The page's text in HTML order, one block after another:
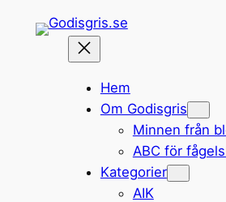
Hem
Om Godisgris
Minnen från
ABC för
Kategorier
AIK